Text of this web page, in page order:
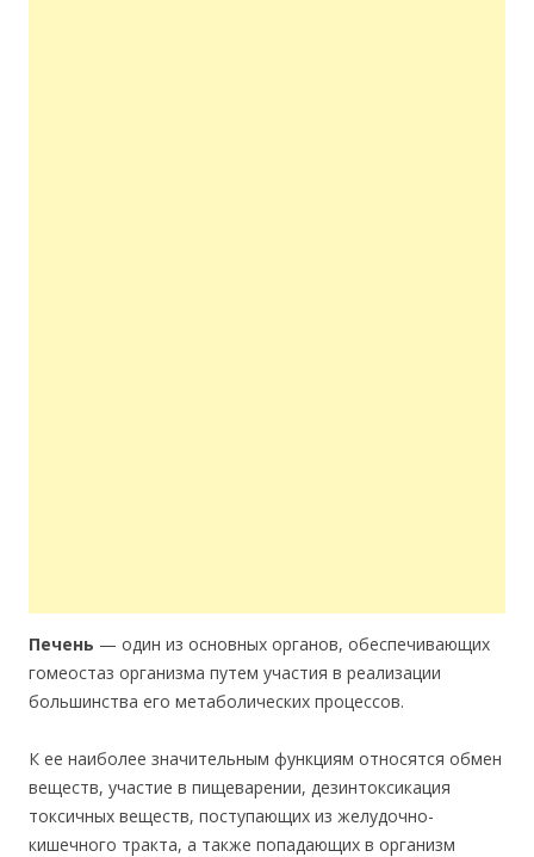
Печень — один из основных органов, обеспечивающих
гомеостаз организма путем участия в реализации
большинства его метаболических процессов.
К ее наиболее значительным функциям относятся обмен
веществ, участие в пищеварении, дезинтоксикация
токсичных веществ, поступающих из желудочно-
кишечного тракта, а также попадающих в организм